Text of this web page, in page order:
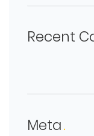
Recent
Meta